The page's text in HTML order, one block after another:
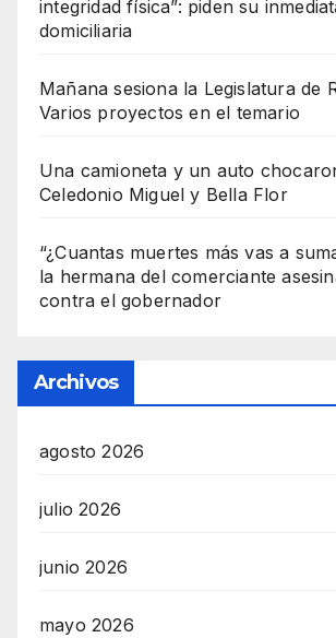
integridad física”: piden su
domiciliaria
Mañana sesiona la Legislatura de
Varios proyectos en el temario
Una camioneta y un auto
Celedonio Miguel y Bella Flor
“¿Cuantas muertes más vas a
la hermana del comerciante
contra el gobernador
Archivos
agosto 2026
julio 2026
junio 2026
mayo 2026